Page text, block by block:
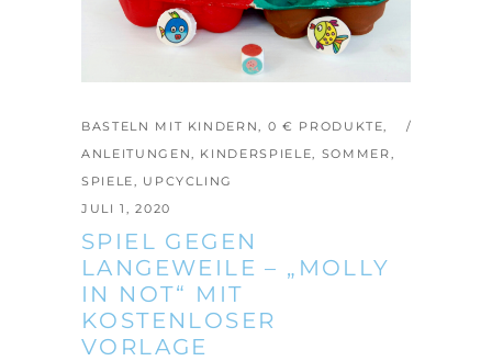
BASTELN MIT KINDERN, 0 € PRODUKTE,
ANLEITUNGEN, KINDERSPIELE, SOMMER,
SPIELE, UPCYCLING
JULI 1, 2020
SPIEL GEGEN
LANGEWEILE – „MOLLY
IN NOT“ MIT
KOSTENLOSER
VORLAGE